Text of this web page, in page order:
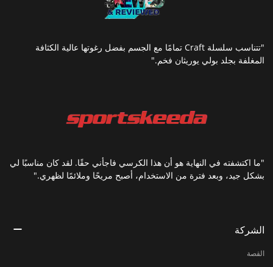
"تتناسب سلسلة Craft تمامًا مع الجسم بفضل رغوتها عالية الكثافة
المغلفة بجلد بولي يوريثان فخم."
"ما اكتشفته في النهاية هو أن هذا الكرسي فاجأني حقًا. لقد كان مناسبًا لي
بشكل جيد، وبعد فترة من الاستخدام، أصبح مريحًا وملائمًا لظهري."
الشركة
القصة